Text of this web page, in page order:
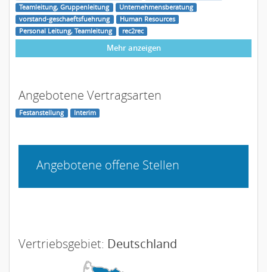
Teamleitung, Gruppenleitung
Unternehmensberatung
vorstand-geschaeftsfuehrung
Human Resources
Personal Leitung, Teamleitung
rec2rec
Mehr anzeigen
Angebotene Vertragsarten
Festanstellung Interim
Angebotene offene Stellen
Vertriebsgebiet: Deutschland